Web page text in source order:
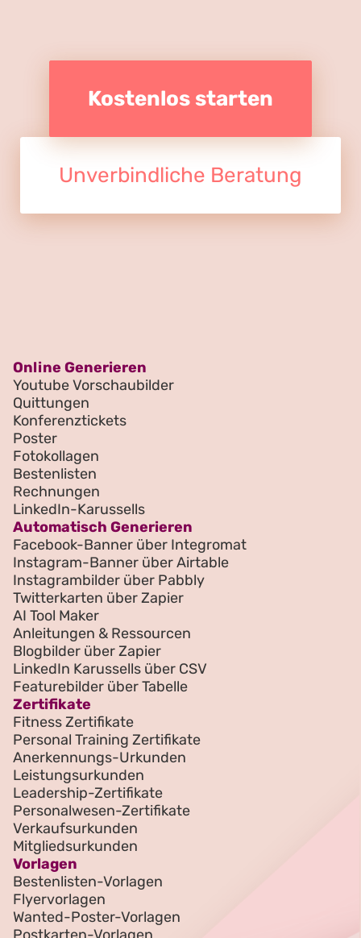
Kostenlos starten
Unverbindliche Beratung
Online Generieren
Youtube Vorschaubilder
Quittungen
Konferenztickets
Poster
Fotokollagen
Bestenlisten
Rechnungen
LinkedIn-Karussells
Automatisch Generieren
Facebook-Banner über Integromat
Instagram-Banner über Airtable
Instagrambilder über Pabbly
Twitterkarten über Zapier
AI Tool Maker
Anleitungen & Ressourcen
Blogbilder über Zapier
LinkedIn Karussells über CSV
Featurebilder über Tabelle
Zertifikate
Fitness Zertifikate
Personal Training Zertifikate
Anerkennungs-Urkunden
Leistungsurkunden
Leadership-Zertifikate
Personalwesen-Zertifikate
Verkaufsurkunden
Mitgliedsurkunden
Vorlagen
Bestenlisten-Vorlagen
Flyervorlagen
Wanted-Poster-Vorlagen